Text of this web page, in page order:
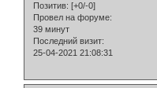
Позитив: [+0/-0]
Провел на форуме:
39 минут
Последний визит:
25-04-2021 21:08:31